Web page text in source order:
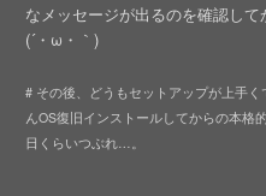
なメッセージが出るのを確認し
(´・ω・｀)
# その後、どうもセットアップが上手
んOS復旧インストールしてからの本
日くらいつぶれ…。